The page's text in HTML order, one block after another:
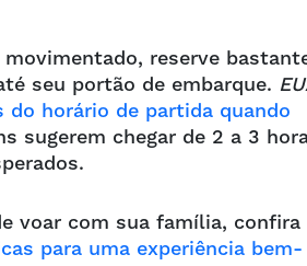
reserve
seu portão de embarque.
do horário de partida quando
sugerem chegar de 2 a 3
voar com sua família, confira
para uma experiência bem-